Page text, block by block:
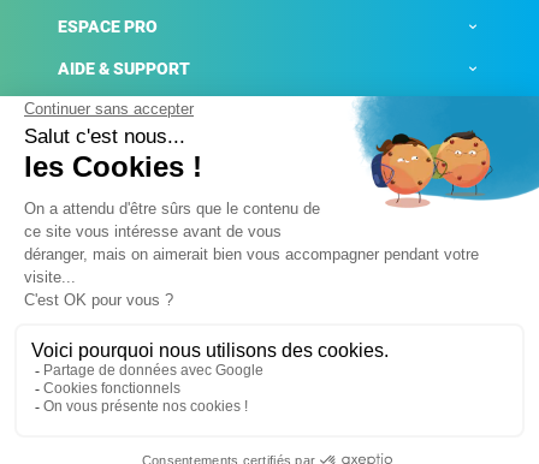
ESPACE PRO
AIDE & SUPPORT
ACTUALITÉS
Mentions légales
Conditions générales de ventes
Plateforme de signalement